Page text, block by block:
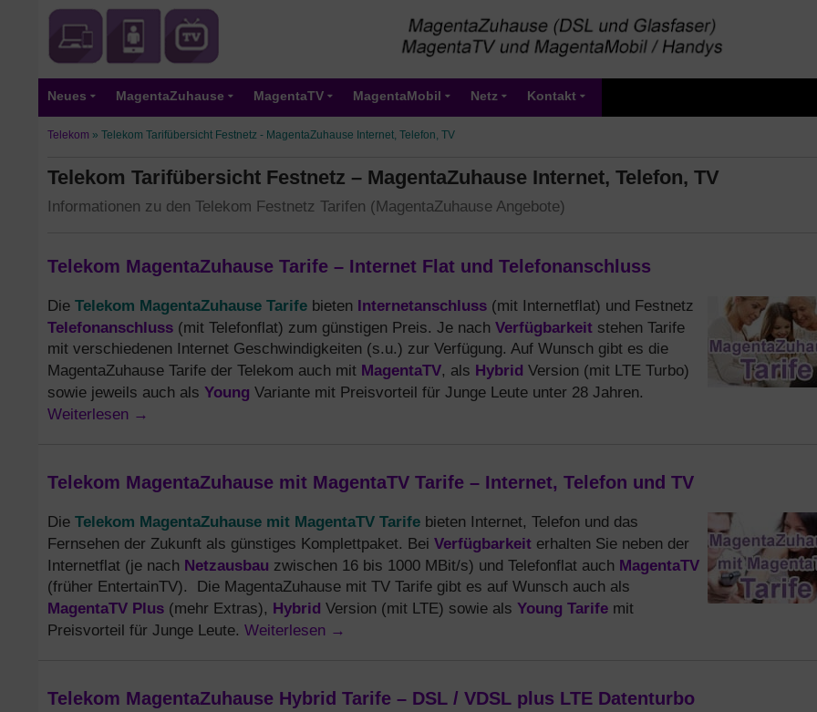
Neues MagentaZuhause MagentaTV MagentaMobil Netz Kontakt
Telekom » Telekom Tarifübersicht Festnetz - MagentaZuhause Internet, Telefon, TV
Telekom Tarifübersicht Festnetz – MagentaZuhause Internet, Telefon, TV
Informationen zu den Telekom Festnetz Tarifen (MagentaZuhause Angebote)
Telekom MagentaZuhause Tarife – Internet Flat und Telefonanschluss
Die Telekom MagentaZuhause Tarife bieten Internetanschluss (mit Internetflat) und Festnetz
Telefonanschluss (mit Telefonflat) zum günstigen Preis. Je nach Verfügbarkeit stehen Tarife
mit verschiedenen Internet Geschwindigkeiten (s.u.) zur Verfügung. Auf Wunsch gibt es die
MagentaZuhause Tarife der Telekom auch mit MagentaTV, als Hybrid Version (mit LTE Turbo)
sowie jeweils auch als Young Variante mit Preisvorteil für Junge Leute unter 28 Jahren.
Weiterlesen →
Telekom MagentaZuhause mit MagentaTV Tarife – Internet, Telefon und TV
Die Telekom MagentaZuhause mit MagentaTV Tarife bieten Internet, Telefon und das
Fernsehen der Zukunft als günstiges Komplettpaket. Bei Verfügbarkeit erhalten Sie neben der
Internetflat (je nach Netzausbau zwischen 16 bis 1000 MBit/s) und Telefonflat auch MagentaTV
(früher EntertainTV). Die MagentaZuhause mit TV Tarife gibt es auf Wunsch auch als
MagentaTV Plus (mehr Extras), Hybrid Version (mit LTE) sowie als Young Tarife mit
Preisvorteil für Junge Leute. Weiterlesen →
Telekom MagentaZuhause Hybrid Tarife – DSL / VDSL plus LTE Datenturbo